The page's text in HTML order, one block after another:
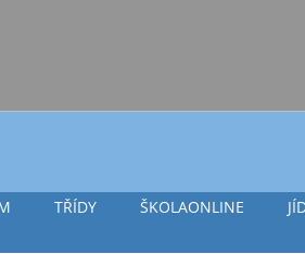
organizace
TŘÍDY ŠKOLAONLINE